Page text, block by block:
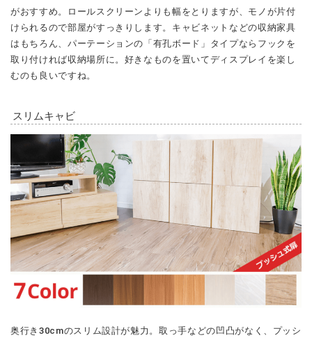
がおすすめ。ロールスクリーンよりも幅をとりますが、モノが片付
けられるので部屋がすっきりします。キャビネットなどの収納家具
はもちろん、パーテーションの「有孔ボード」タイプならフックを
取り付ければ収納場所に。好きなものを置いてディスプレイを楽し
むのも良いですね。
スリムキャビ
奥行き30cmのスリム設計が魅力。取っ手などの凹凸がなく、プッシ